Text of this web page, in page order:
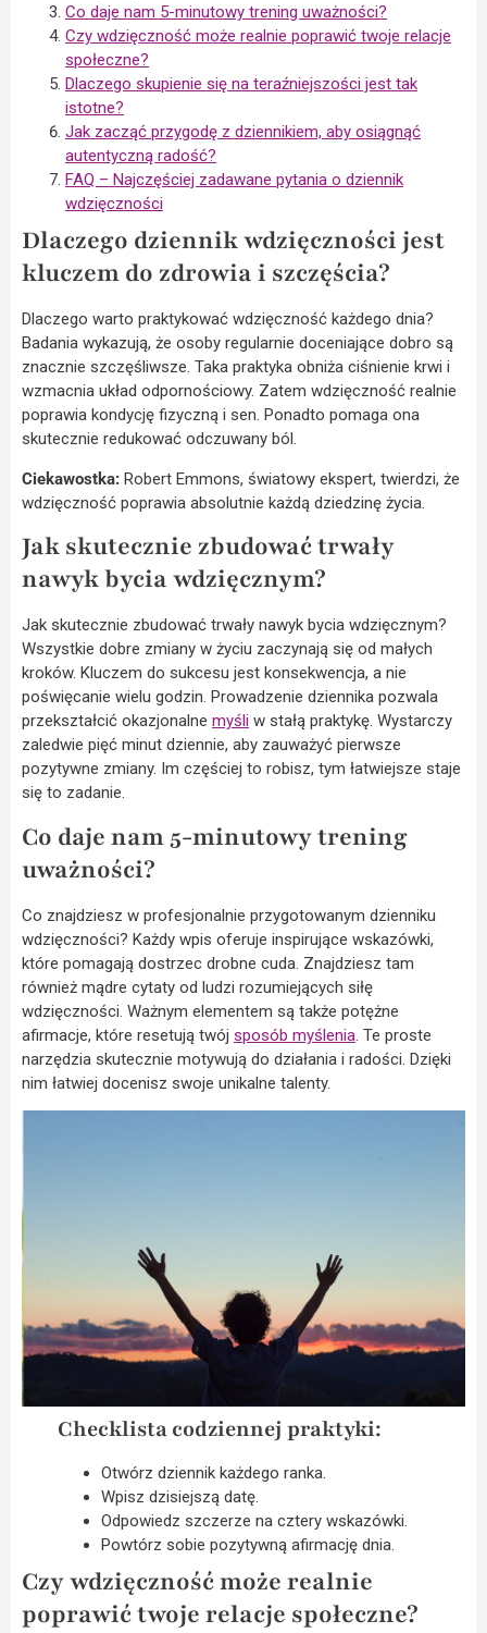
Co daje nam 5-minutowy trening uważności?
Czy wdzięczność może realnie poprawić twoje relacje
społeczne?
Dlaczego skupienie się na teraźniejszości jest tak
istotne?
Jak zacząć przygodę z dziennikiem, aby osiągnąć
autentyczną radość?
FAQ – Najczęściej zadawane pytania o dziennik
wdzięczności
Dlaczego dziennik wdzięczności jest
kluczem do zdrowia i szczęścia?
Dlaczego warto praktykować wdzięczność każdego dnia?
Badania wykazują, że osoby regularnie doceniające dobro są
znacznie szczęśliwsze. Taka praktyka obniża ciśnienie krwi i
wzmacnia układ odpornościowy. Zatem wdzięczność realnie
poprawia kondycję fizyczną i sen. Ponadto pomaga ona
skutecznie redukować odczuwany ból.
Ciekawostka: Robert Emmons, światowy ekspert, twierdzi, że
wdzięczność poprawia absolutnie każdą dziedzinę życia.
Jak skutecznie zbudować trwały
nawyk bycia wdzięcznym?
Jak skutecznie zbudować trwały nawyk bycia wdzięcznym?
Wszystkie dobre zmiany w życiu zaczynają się od małych
kroków. Kluczem do sukcesu jest konsekwencja, a nie
poświęcanie wielu godzin. Prowadzenie dziennika pozwala
przekształcić okazjonalne myśli w stałą praktykę. Wystarczy
zaledwie pięć minut dziennie, aby zauważyć pierwsze
pozytywne zmiany. Im częściej to robisz, tym łatwiejsze staje
się to zadanie.
Co daje nam 5-minutowy trening
uważności?
Co znajdziesz w profesjonalnie przygotowanym dzienniku
wdzięczności? Każdy wpis oferuje inspirujące wskazówki,
które pomagają dostrzec drobne cuda. Znajdziesz tam
również mądre cytaty od ludzi rozumiejących siłę
wdzięczności. Ważnym elementem są także potężne
afirmacje, które resetują twój sposób myślenia . Te proste
narzędzia skutecznie motywują do działania i radości. Dzięki
nim łatwiej docenisz swoje unikalne talenty.
Checklista codziennej praktyki:
Otwórz dziennik każdego ranka.
Wpisz dzisiejszą datę.
Odpowiedz szczerze na cztery wskazówki.
Powtórz sobie pozytywną afirmację dnia.
Czy wdzięczność może realnie
poprawić twoje relacje społeczne?